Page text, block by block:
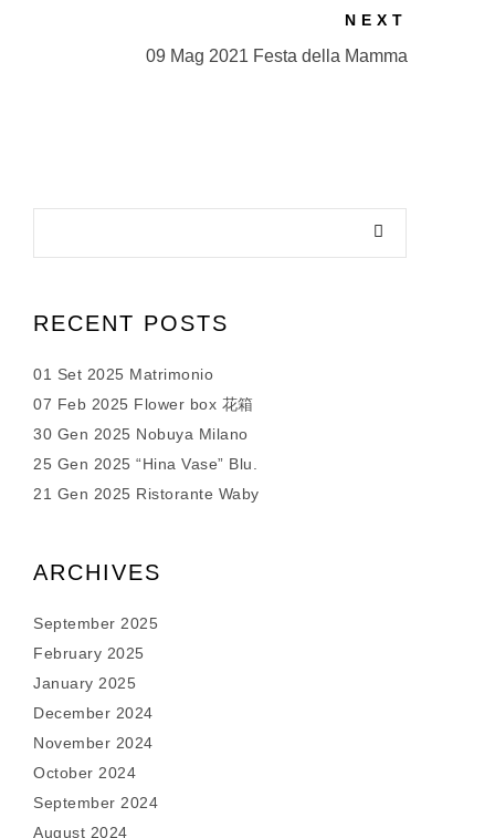
NEXT
09 Mag 2021 Festa della Mamma
RECENT POSTS
01 Set 2025 Matrimonio
07 Feb 2025 Flower box 花箱
30 Gen 2025 Nobuya Milano
25 Gen 2025 “Hina Vase” Blu.
21 Gen 2025 Ristorante Waby
ARCHIVES
September 2025
February 2025
January 2025
December 2024
November 2024
October 2024
September 2024
August 2024